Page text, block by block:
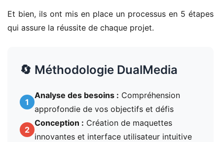
Et bien, ils ont mis en place un processus en 5 étapes
qui assure la réussite de chaque projet.
🔄 Méthodologie DualMedia
1
Analyse des besoins : Compréhension
approfondie de vos objectifs et défis
2
Conception : Création de maquettes
innovantes et interface utilisateur intuitive